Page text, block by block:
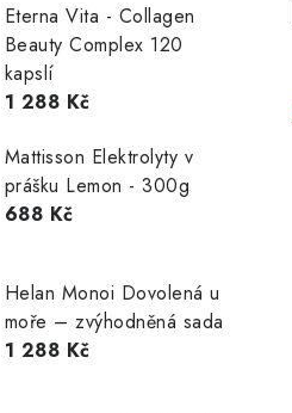
Eterna Vita - Collagen
Beauty Complex 120
kapslí
1 288 Kč
Mattisson Elektrolyty v
prášku Lemon - 300g
688 Kč
Helan Monoi Dovolená u
moře – zvýhodněná sada
1 288 Kč